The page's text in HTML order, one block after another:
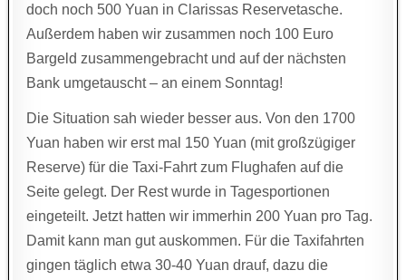
doch noch 500 Yuan in Clarissas Reservetasche.
Außerdem haben wir zusammen noch 100 Euro
Bargeld zusammengebracht und auf der nächsten
Bank umgetauscht – an einem Sonntag!
Die Situation sah wieder besser aus. Von den 1700
Yuan haben wir erst mal 150 Yuan (mit großzügiger
Reserve) für die Taxi-Fahrt zum Flughafen auf die
Seite gelegt. Der Rest wurde in Tagesportionen
eingeteilt. Jetzt hatten wir immerhin 200 Yuan pro Tag.
Damit kann man gut auskommen. Für die Taxifahrten
gingen täglich etwa 30-40 Yuan drauf, dazu die